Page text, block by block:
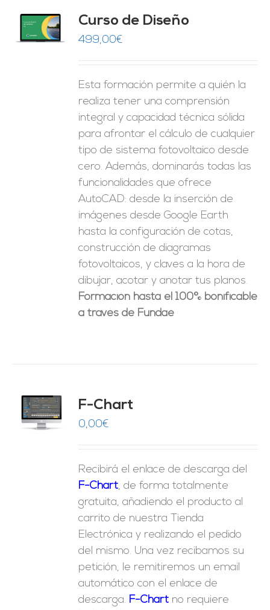
Curso de Diseño
499,00€
Esta formación permite a quién la
realiza tener una comprensión
integral y capacidad técnica sólida
para afrontar el cálculo de cualquier
tipo de sistema fotovoltaico desde
cero. Además, dominarás todas las
funcionalidades que ofrece
AutoCAD: desde la inserción de
imágenes desde Google Earth
hasta la configuración de cotas,
construcción de diagramas
fotovoltaicos, y claves a la hora de
dibujar, acotar y anotar tus planos.
Formación hasta el 100% bonificable
a través de Fundae
F-Chart
0,00€
Recibirá el enlace de descarga del
F-Chart, de forma totalmente
gratuita, añadiendo el producto al
carrito de nuestra Tienda
Electrónica y realizando el pedido
del mismo. Una vez recibamos su
petición, le remitiremos un email
automático con el enlace de
descarga. F-Chart no requiere